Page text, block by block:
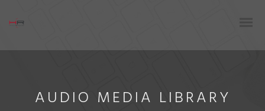
AUDIO MEDIA LIBRARY